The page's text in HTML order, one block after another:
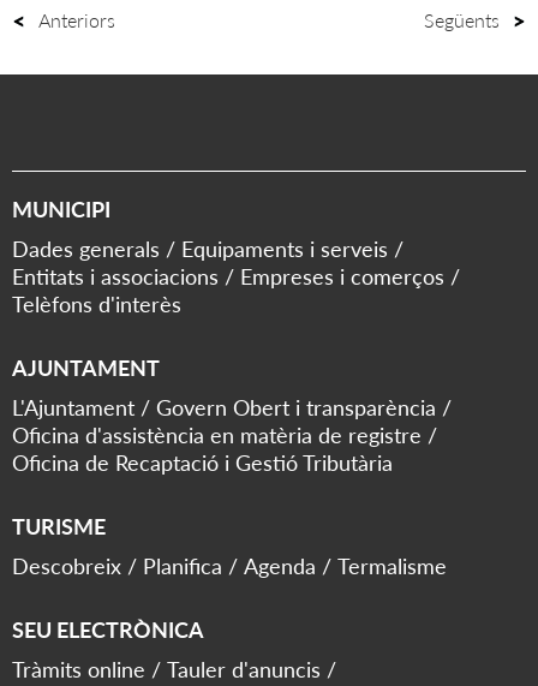
Anteriors Següents
MUNICIPI
Dades generals
Equipaments i serveis
Entitats i associacions
Empreses i comerços
Telèfons d'interès
AJUNTAMENT
L'Ajuntament
Govern Obert i transparència
Oficina d'assistència en matèria de registre
Oficina de Recaptació i Gestió Tributària
TURISME
Descobreix
Planifica Agenda Termalisme
SEU ELECTRÒNICA
Tràmits online
Tauler d'anuncis